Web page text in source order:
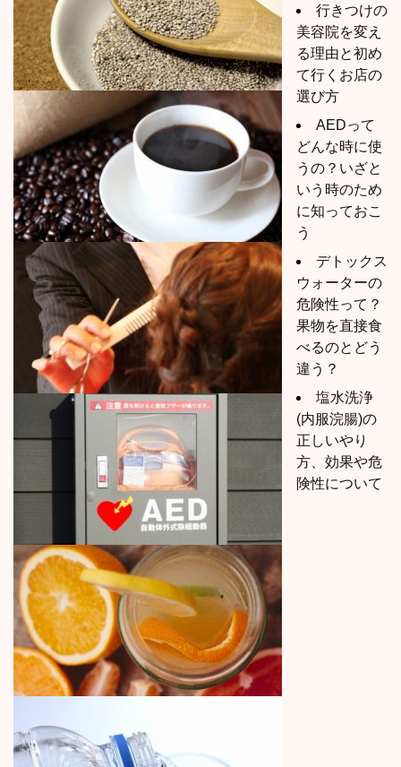
行きつけの
美容院を変え
る理由と初め
て行くお店の
選び方
AEDって
どんな時に使
うの？いざと
いう時のため
に知っておこ
う
デトックス
ウォーターの
危険性って？
果物を直接食
べるのとどう
違う？
塩水洗浄
(内服浣腸)の
正しいやり
方、効果や危
険性について